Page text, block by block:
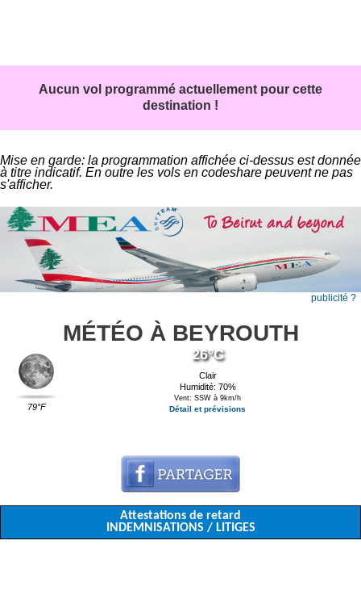
Aucun vol programmé actuellement pour cette
destination !
Mise en garde: la programmation affichée ci-dessus est donnée
à titre indicatif. En outre les vols en codeshare peuvent ne pas
s'afficher.
publicité ?
MÉTÉO À BEYROUTH
79°F
26°C
Clair
Humidité: 70%
Vent: SSW à 9km/h
Détail et prévisions
Attestations de retard
INDEMNISATIONS / LITIGES